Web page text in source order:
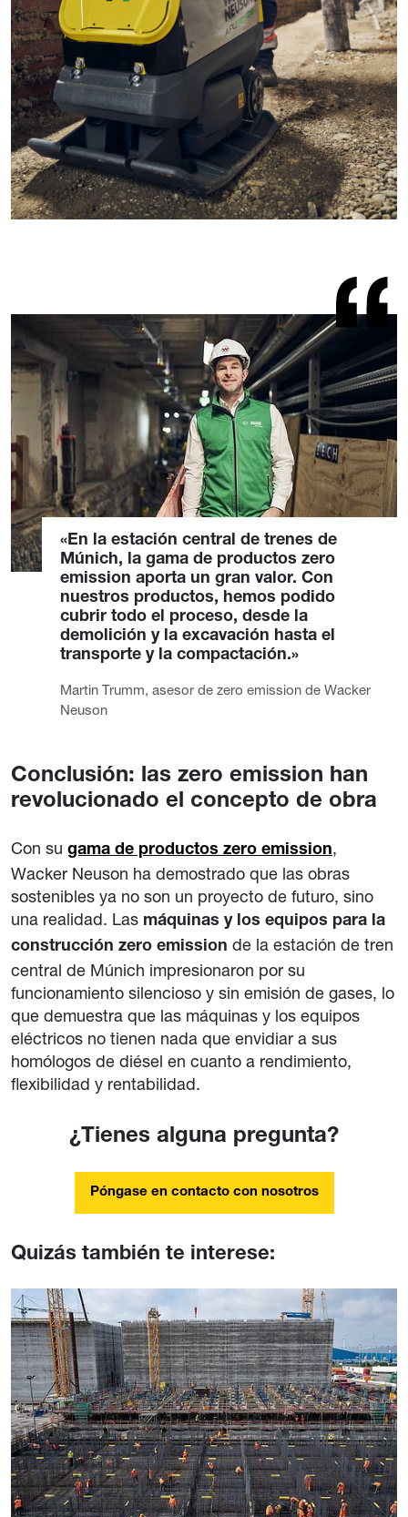
«En la estación central de trenes de
Múnich, la gama de productos zero
emission aporta un gran valor. Con
nuestros productos, hemos podido
cubrir todo el proceso, desde la
demolición y la excavación hasta el
transporte y la compactación.»
Martin Trumm, asesor de zero emission de Wacker
Neuson
Conclusión: las zero emission han
revolucionado el concepto de obra
Con su gama de productos zero emission,
Wacker Neuson ha demostrado que las obras
sostenibles ya no son un proyecto de futuro, sino
una realidad. Las máquinas y los equipos para la
construcción zero emission de la estación de tren
central de Múnich impresionaron por su
funcionamiento silencioso y sin emisión de gases, lo
que demuestra que las máquinas y los equipos
eléctricos no tienen nada que envidiar a sus
homólogos de diésel en cuanto a rendimiento,
flexibilidad y rentabilidad.
¿Tienes alguna pregunta?
Póngase en contacto con nosotros
Quizás también te interese: